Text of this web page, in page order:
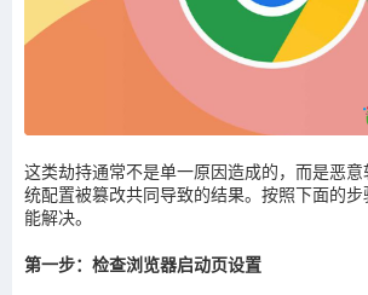
这类劫持通常不是单一原因造成的，而是恶
统配置被篡改共同导致的结果。按照下面的
能解决。
第一步：检查浏览器启动页设置